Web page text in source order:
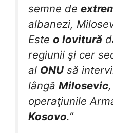
semne de
albanezi,
Este o lovitură
regiunii şi cer
al ONU să
lângă Milosevic
operaţiunile
Kosovo.”